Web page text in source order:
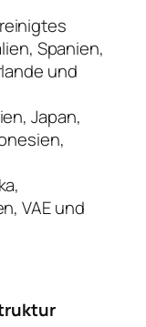
Spanien,
und
Japan,
VAE und